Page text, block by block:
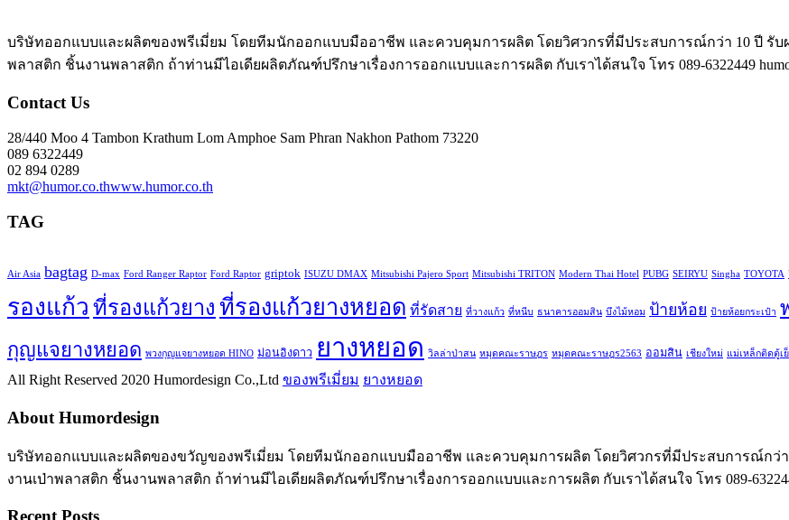
บริษัทออกแบบและผลิตของพรีเมี่ยม โดยทีมนักออกแบบมืออาชีพ และควบคุมการผลิต โดยวิศวกรที่มีประสบการณ์กว่า 10 ปี รั
พลาสติก ชิ้นงานพลาสติก ถ้าท่านมีไอเดียผลิตภัณฑ์ปรึกษาเรื่องการออกแบบและการผลิต กับเราได้สนใจ โทร 089-6322449
Contact Us
28/440 Moo 4 Tambon Krathum Lom Amphoe Sam Phran Nakhon Pathom 73220
089 6322449
02 894 0289
mkt@humor.co.thwww.humor.co.th
TAG
Air Asia bagtag D-max Ford Ranger Raptor Ford Raptor griptok ISUZU DMAX Mitsubishi Pajero Sport Mitsubishi TRITON Modern Thai Hotel PUBG SEIRYU Singha TOYOTA
รองแก้ว ที่รองแก้วยาง ที่รองแก้วยางหยอด ที่รัดสาย ที่วางแก้ว ที่หนีบ ธนาคารออมสิน บึงไม้หอม ป้ายห้อย ป้ายห้อยกระเป๋า
กุญแจยางหยอด พวงกุญแจยางหยอด HINO ม่อนอิงดาว ยางหยอด วิลล่าป่าสน หมุดคณะราษฎร หมุดคณะราษฎร2563 ออมสิน เชียงใหม่ แม่เหล็กติดตู้เ
All Right Reserved 2020 Humordesign Co.,Ltd ของพรีเมี่ยม ยางหยอด
About Humordesign
บริษัทออกแบบและผลิตของขวัญของพรีเมี่ยม โดยทีมนักออกแบบมืออาชีพ และควบคุมการผลิต โดยวิศวกรที่มีประสบการณ์กว่
งานเป่าพลาสติก ชิ้นงานพลาสติก ถ้าท่านมีไอเดียผลิตภัณฑ์ปรึกษาเรื่องการออกแบบและการผลิต กับเราได้สนใจ โทร 089-6322449